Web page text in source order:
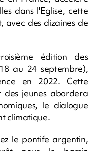
dans l'Eglise, cette
avec des dizaines de
édition des
au 24 septembre),
en 2022. Cette
jeunes abordera
le dialogue
climatique.
le pontife argentin,